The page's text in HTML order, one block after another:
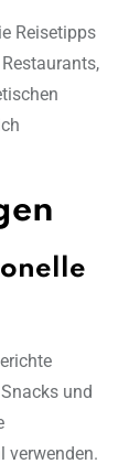
Reisetipps
und
verwenden.